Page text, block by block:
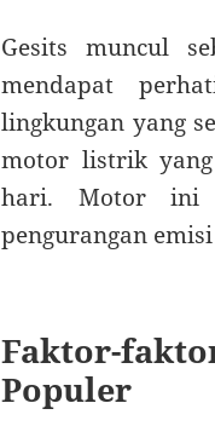
Gesits muncul
mendapat
lingkungan yang
motor listrik
hari. Motor ini
pengurangan
Faktor-
Populer